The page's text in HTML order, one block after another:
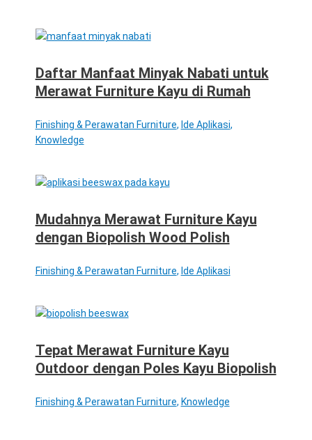
Daftar Manfaat Minyak Nabati untuk
Merawat Furniture Kayu di Rumah
Finishing & Perawatan Furniture, Ide Aplikasi,
Knowledge
Mudahnya Merawat Furniture Kayu
dengan Biopolish Wood Polish
Finishing & Perawatan Furniture, Ide Aplikasi
Tepat Merawat Furniture Kayu
Outdoor dengan Poles Kayu Biopolish
Finishing & Perawatan Furniture, Knowledge